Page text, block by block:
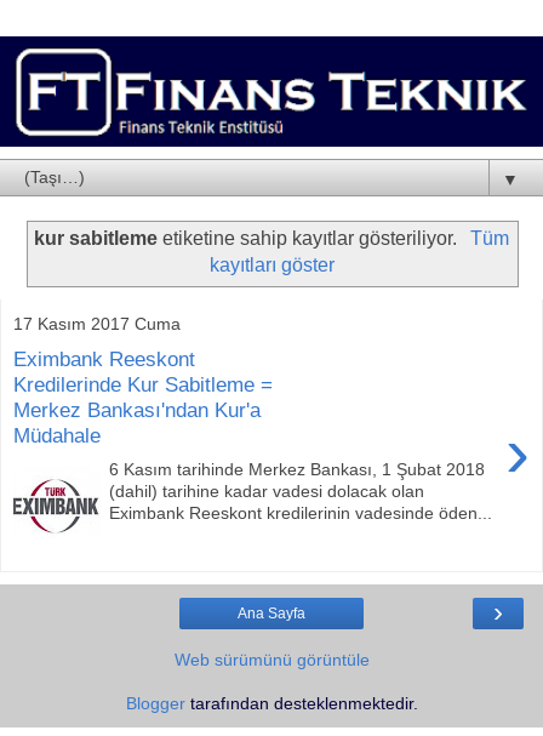
▼
kur sabitleme etiketine sahip kayıtlar gösteriliyor.
Tüm
kayıtları göster
17 Kasım 2017 Cuma
Eximbank Reeskont
Kredilerinde Kur Sabitleme =
Merkez Bankası'ndan Kur'a
Müdahale
›
6 Kasım tarihinde Merkez Bankası, 1 Şubat 2018
(dahil) tarihine kadar vadesi dolacak olan
Eximbank Reeskont kredilerinin vadesinde öden...
›
Ana Sayfa
Web sürümünü görüntüle
Bloggertarafından desteklenmektedir.